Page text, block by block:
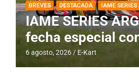
DESTACADA IAME SERIES
IAME SERIES
fecha con
4 agosto, 2026 E-Kart